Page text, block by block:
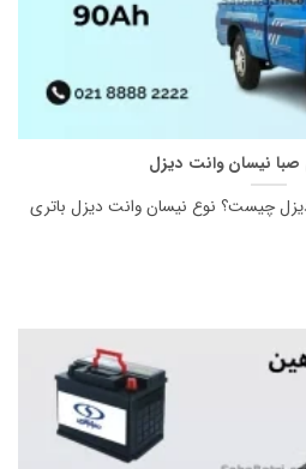
نیسان وانت دیزل
چیست؟ نوع نیسان وانت دیزل باتری